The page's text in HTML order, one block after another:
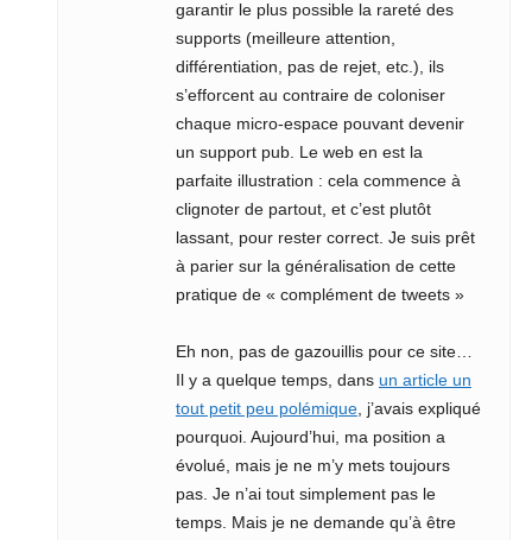
garantir le plus possible la rareté des
supports (meilleure attention,
différentiation, pas de rejet, etc.), ils
s’efforcent au contraire de coloniser
chaque micro-espace pouvant devenir
un support pub. Le web en est la
parfaite illustration : cela commence à
clignoter de partout, et c’est plutôt
lassant, pour rester correct. Je suis prêt
à parier sur la généralisation de cette
pratique de « complément de tweets »
Eh non, pas de gazouillis pour ce site…
Il y a quelque temps, dans un article un
tout petit peu polémique, j’avais expliqué
pourquoi. Aujourd’hui, ma position a
évolué, mais je ne m’y mets toujours
pas. Je n’ai tout simplement pas le
temps. Mais je ne demande qu’à être